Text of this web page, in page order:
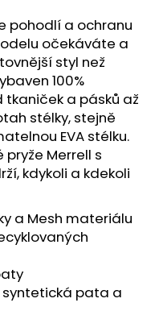
pohodlí a ochranu
očekáváte a
styl než
100%
a pásků až
stélky, stejně
EVA stélku.
Merrell s
kdykoli a kdekoli
a Mesh materiálu
syntetická pata a